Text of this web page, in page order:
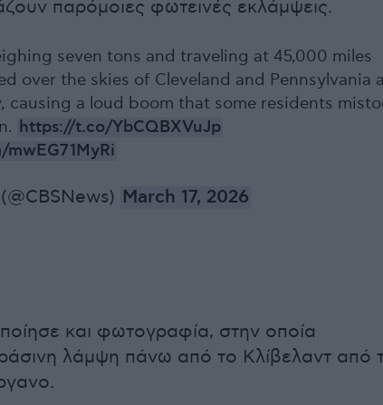
παρόμοιες φωτεινές εκλάμψεις.
seven tons and traveling at 45,000 miles
over the skies of Cleveland and Pennsylvania
causing a loud boom that some residents
https://t.co/YbCQBXVuJp
March 17, 2026
και φωτογραφία, στην οποία
λάμψη πάνω από το Κλίβελαντ από